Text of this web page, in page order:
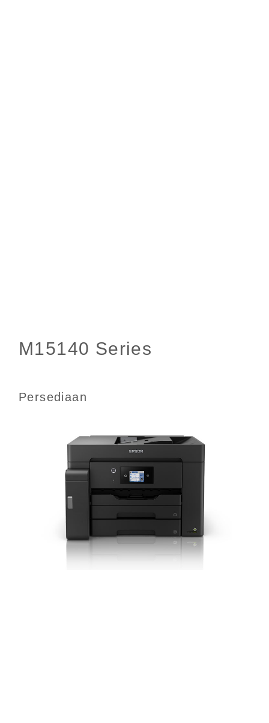
Persediaan